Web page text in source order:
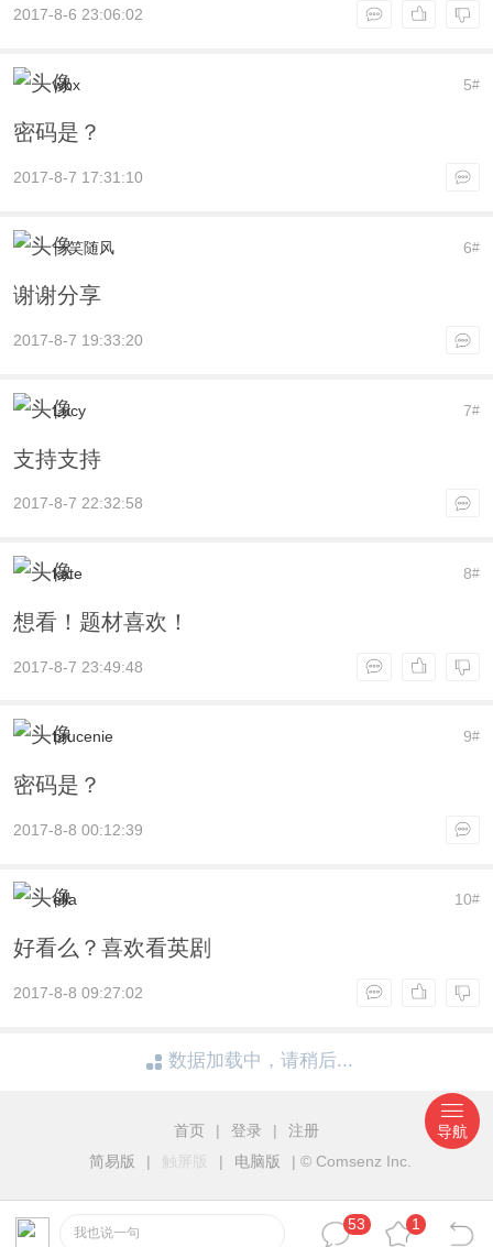
2017-8-6 23:06:02
5#
wbx
密码是？
2017-8-7 17:31:10
6#
一笑随风
谢谢分享
2017-8-7 19:33:20
7#
Lucy
支持支持
2017-8-7 22:32:58
8#
kate
想看！题材喜欢！
2017-8-7 23:49:48
9#
brucenie
密码是？
2017-8-8 00:12:39
10#
ella
好看么？喜欢看英剧
2017-8-8 09:27:02
我也说一句
53 1
数据加载中，请稍后...
首页 | 登录 |
注册
简易版
| 触屏版 | 电脑版 | © Comsenz Inc.
导航